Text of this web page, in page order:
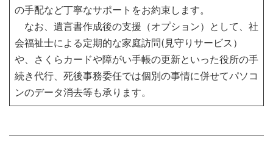
の手配など丁寧なサポートをお約束します。
なお、遺言書作成後の支援（オプション）として、社
会福祉士による定期的な家庭訪問(見守りサービス）
や、さくらカードや障がい手帳の更新といった役所の手
続き代行、死後事務委任では個別の事情に併せてパソコ
ンのデータ消去等も承ります。